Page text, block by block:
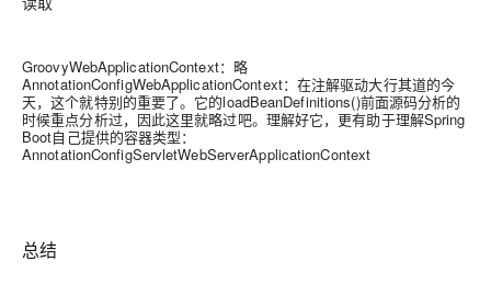
GroovyWebApplicationContext：略
AnnotationConfigWebApplicationContext：在注解驱动大行其道的今
天，这个就特别的重要了。它的loadBeanDefinitions()前面源码分析的
时候重点分析过，因此这里就略过吧。理解好它，更有助于理解Spring
Boot自己提供的容器类型：
AnnotationConfigServletWebServerApplicationContext
总结